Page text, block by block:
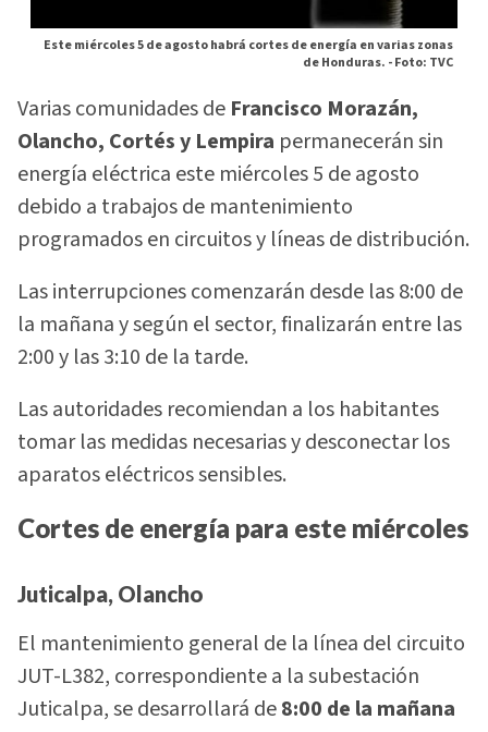
Este miércoles 5 de agosto habrá cortes de energía en varias zonas
de Honduras. -Foto: TVC
Varias comunidades de Francisco Morazán,
Olancho, Cortés y Lempira permanecerán sin
energía eléctrica este miércoles 5 de agosto
debido a trabajos de mantenimiento
programados en circuitos y líneas de distribución.
Las interrupciones comenzarán desde las 8:00 de
la mañana y según el sector, finalizarán entre las
2:00 y las 3:10 de la tarde.
Las autoridades recomiendan a los habitantes
tomar las medidas necesarias y desconectar los
aparatos eléctricos sensibles.
Cortes de energía para este miércoles
Juticalpa, Olancho
El mantenimiento general de la línea del circuito
JUT-L382, correspondiente a la subestación
Juticalpa, se desarrollará de8:00 de la mañana